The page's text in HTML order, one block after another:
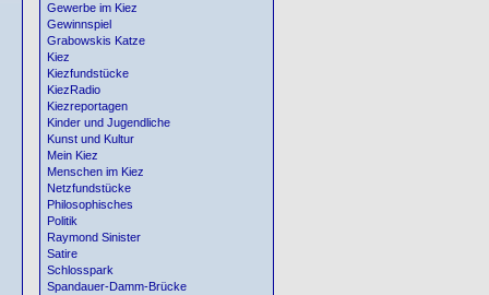
Gewerbe im Kiez
Gewinnspiel
Grabowskis Katze
Kiez
Kiezfundstücke
KiezRadio
Kiezreportagen
Kinder und Jugendliche
Kunst und Kultur
Mein Kiez
Menschen im Kiez
Netzfundstücke
Philosophisches
Politik
Raymond Sinister
Satire
Schlosspark
Spandauer-Damm-Brücke